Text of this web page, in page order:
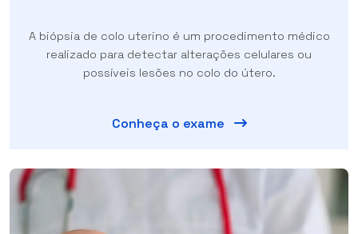
A biópsia de colo uterino é um procedimento médico
realizado para detectar alterações celulares ou
possíveis lesões no colo do útero.
Conheça o exame